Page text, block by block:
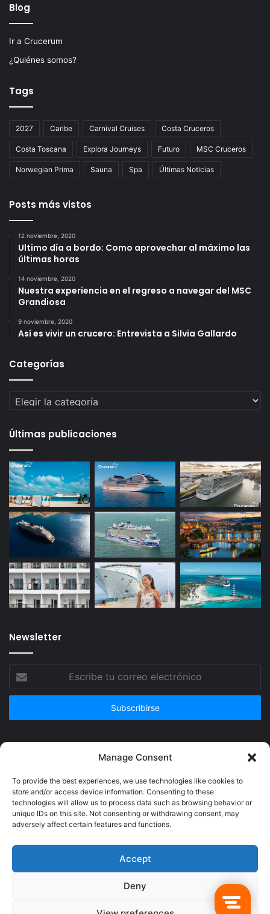
Manage Consent
To provide the best experiences, we use technologies like cookies to
store and/or access device information. Consenting to these
technologies will allow us to process data such as browsing behavior or
unique IDs on this site. Not consenting or withdrawing consent, may
adversely affect certain features and functions.
Accept
Deny
Blog
Ir a Crucerum
¿Quiénes somos?
Tags
2027 Caribe Carnival Cruises Costa Cruceros
Costa Toscana Explora Journeys Futuro MSC Cruceros
Norwegian Prima Sauna Spa Últimas Noticias
Posts más vistos
12 noviembre, 2020
Ultimo día a bordo: Como aprovechar al máximo las
últimas horas
14 noviembre, 2020
Nuestra experiencia en el regreso a navegar del MSC
Grandiosa
9 noviembre, 2020
Así es vivir un crucero: Entrevista a Silvia Gallardo
Categorías
Categorías
Últimas publicaciones
Newsletter
correo
© Copyright 2026, Todos los derechos reservados @Crucerum |